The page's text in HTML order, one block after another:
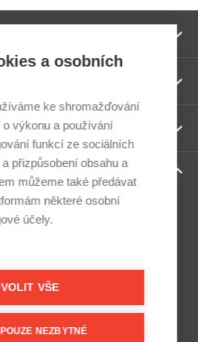
a osobních
ke shromažďování
výkonu a používání
funkcí ze sociálních
přizpůsobení obsahu a
můžeme také předávat
některé osobní
účely.
VŠE
NEZBYTNÉ